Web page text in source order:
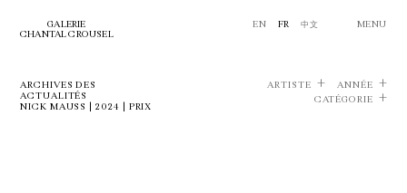
GALERIE
CHANTAL CROUSEL
EN FR 中文 MENU
ARCHIVES DES
ACTUALITÉS
NICK MAUSS | 2024 | PRIX
ARTISTE
ANNÉE
CATÉGORIE